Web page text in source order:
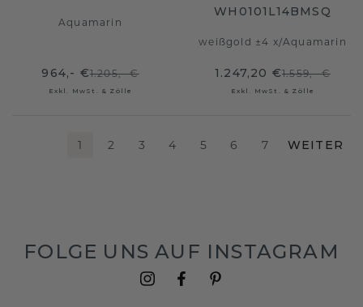
Aquamarin
964,- €1.205,- €
Exkl. MwSt. & Zölle
WH0101L14BMSQ
weißgold ±4 x/Aquamarin
1.247,20 €1.559,- €
Exkl. MwSt. & Zölle
1 2 3 4 5 6 7 WEITER
FOLGE UNS AUF INSTAGRAM